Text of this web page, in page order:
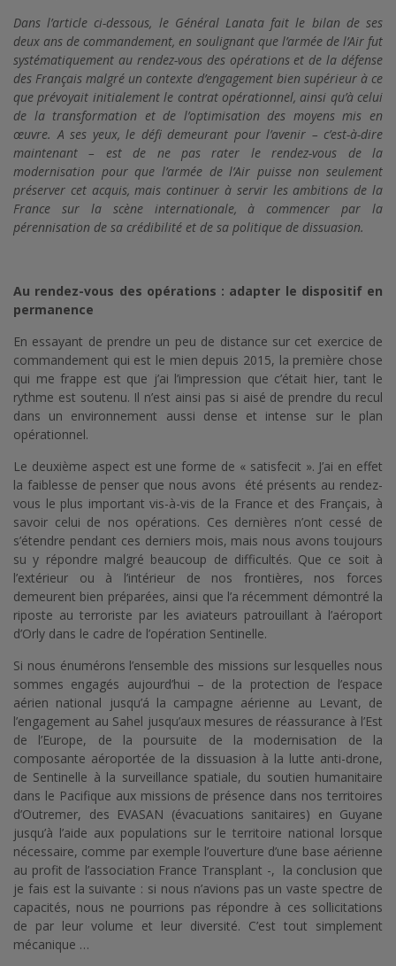
Dans l’article ci-dessous, le Général Lanata fait le bilan de ses
deux ans de commandement, en soulignant que l’armée de l’Air fut
systématiquement au rendez-vous des opérations et de la défense
des Français malgré un contexte d’engagement bien supérieur à ce
que prévoyait initialement le contrat opérationnel, ainsi qu’à celui
de la transformation et de l’optimisation des moyens mis en
œuvre. A ses yeux, le défi demeurant pour l’avenir – c’est-à-dire
maintenant – est de ne pas rater le rendez-vous de la
modernisation pour que l’armée de l’Air puisse non seulement
préserver cet acquis, mais continuer à servir les ambitions de la
France sur la scène internationale, à commencer par la
pérennisation de sa crédibilité et de sa politique de dissuasion.
Au rendez-vous des opérations : adapter le dispositif en
permanence
En essayant de prendre un peu de distance sur cet exercice de
commandement qui est le mien depuis 2015, la première chose
qui me frappe est que j’ai l’impression que c’était hier, tant le
rythme est soutenu. Il n’est ainsi pas si aisé de prendre du recul
dans un environnement aussi dense et intense sur le plan
opérationnel.
Le deuxième aspect est une forme de « satisfecit ». J’ai en effet
la faiblesse de penser que nous avons été présents au rendez-
vous le plus important vis-à-vis de la France et des Français, à
savoir celui de nos opérations. Ces dernières n’ont cessé de
s’étendre pendant ces derniers mois, mais nous avons toujours
su y répondre malgré beaucoup de difficultés. Que ce soit à
l’extérieur ou à l’intérieur de nos frontières, nos forces
demeurent bien préparées, ainsi que l’a récemment démontré la
riposte au terroriste par les aviateurs patrouillant à l’aéroport
d’Orly dans le cadre de l’opération Sentinelle.
Si nous énumérons l’ensemble des missions sur lesquelles nous
sommes engagés aujourd’hui – de la protection de l’espace
aérien national jusqu’á la campagne aérienne au Levant, de
l’engagement au Sahel jusqu’aux mesures de réassurance à l’Est
de l’Europe, de la poursuite de la modernisation de la
composante aéroportée de la dissuasion à la lutte anti-drone,
de Sentinelle à la surveillance spatiale, du soutien humanitaire
dans le Pacifique aux missions de présence dans nos territoires
d’Outremer, des EVASAN (évacuations sanitaires) en Guyane
jusqu’à l’aide aux populations sur le territoire national lorsque
nécessaire, comme par exemple l’ouverture d’une base aérienne
au profit de l’association France Transplant -, la conclusion que
je fais est la suivante : si nous n’avions pas un vaste spectre de
capacités, nous ne pourrions pas répondre à ces sollicitations
de par leur volume et leur diversité. C’est tout simplement
mécanique …